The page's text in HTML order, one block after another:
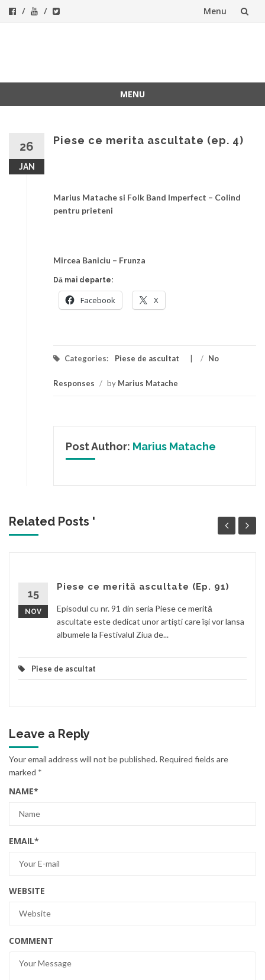
Menu
MENU
26
JAN
Piese ce merita ascultate (ep. 4)
Marius Matache si Folk Band Imperfect – Colind
pentru prieteni
Mircea Baniciu – Frunza
Dă mai departe:
Facebook X
Categories: Piese de ascultat / No
Responses / by Marius Matache
Post Author: Marius Matache
Related Posts '
15
NOV
Piese ce merită ascultate (Ep. 91)
Episodul cu nr. 91 din seria Piese ce merită
ascultate este dedicat unor artiști care își vor lansa
albumele la Festivalul Ziua de...
Piese de ascultat
Leave a Reply
Your email address will not be published. Required fields are
marked *
NAME*
EMAIL*
WEBSITE
COMMENT